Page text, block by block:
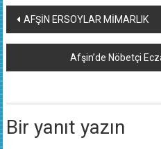
Yazı
dolaşımı
AFŞİN ERSOYLAR MİMARLIK
Afşin’de Nöbetçi
Bir yanıt yazın